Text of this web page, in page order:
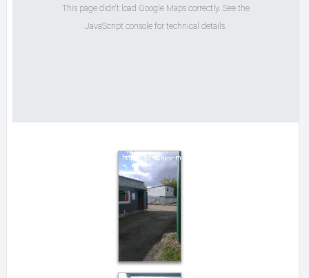
This page didn't load Google Maps correctly. See the
JavaScript console for technical details.